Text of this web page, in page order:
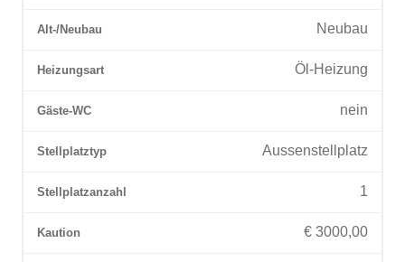
Alt-/Neubau Neubau
Heizungsart Öl-Heizung
Gäste-WC nein
Stellplatztyp Aussenstellplatz
Stellplatzanzahl 1
Kaution € 3000,00